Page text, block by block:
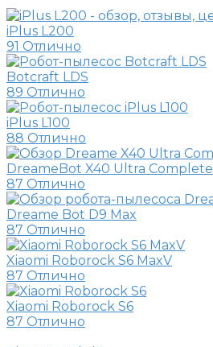
iPlus L200
91 Отлично
Botcraft LDS
89 Отлично
iPlus L100
88 Отлично
DreameBot X40 Ultra Complete
87 Отлично
Dreame Bot D9 Max
87 Отлично
Xiaomi Roborock S6 MaxV
87 Отлично
Xiaomi Roborock S6
87 Отлично